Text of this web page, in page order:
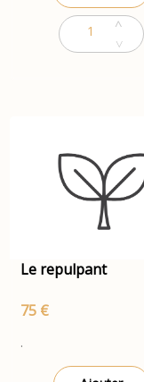
Le repulpant
75 €
.